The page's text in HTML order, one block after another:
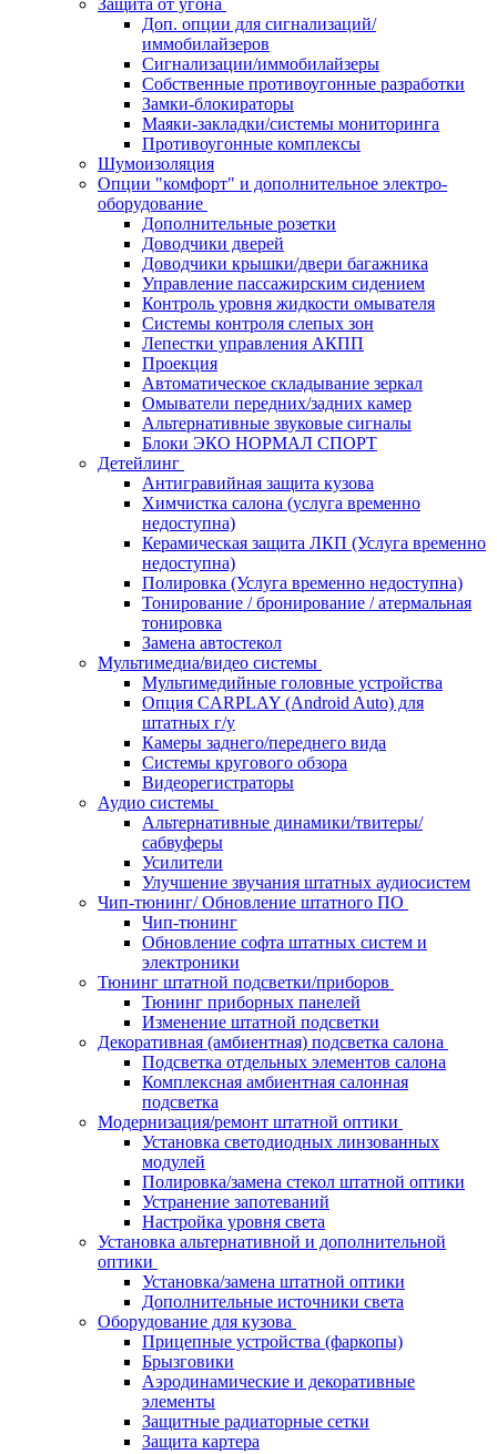
Защита от угона
Доп. опции для сигнализаций/
иммобилайзеров
Сигнализации/иммобилайзеры
Собственные противоугонные разработки
Замки-блокираторы
Маяки-закладки/системы мониторинга
Противоугонные комплексы
Шумоизоляция
Опции "комфорт" и дополнительное электро-
оборудование
Дополнительные розетки
Доводчики дверей
Доводчики крышки/двери багажника
Управление пассажирским сидением
Контроль уровня жидкости омывателя
Системы контроля слепых зон
Лепестки управления АКПП
Проекция
Автоматическое складывание зеркал
Омыватели передних/задних камер
Альтернативные звуковые сигналы
Блоки ЭКО НОРМАЛ СПОРТ
Детейлинг
Антигравийная защита кузова
Химчистка салона (услуга временно
недоступна)
Керамическая защита ЛКП (Услуга временно
недоступна)
Полировка (Услуга временно недоступна)
Тонирование / бронирование / атермальная
тонировка
Замена автостекол
Мультимедиа/видео системы
Мультимедийные головные устройства
Опция CARPLAY (Android Auto) для
штатных г/у
Камеры заднего/переднего вида
Системы кругового обзора
Видеорегистраторы
Аудио системы
Альтернативные динамики/твитеры/
сабвуферы
Усилители
Улучшение звучания штатных аудиосистем
Чип-тюнинг/ Обновление штатного ПО
Чип-тюнинг
Обновление софта штатных систем и
электроники
Тюнинг штатной подсветки/приборов
Тюнинг приборных панелей
Изменение штатной подсветки
Декоративная (амбиентная) подсветка салона
Подсветка отдельных элементов салона
Комплексная амбиентная салонная
подсветка
Модернизация/ремонт штатной оптики
Установка светодиодных линзованных
модулей
Полировка/замена стекол штатной оптики
Устранение запотеваний
Настройка уровня света
Установка альтернативной и дополнительной
оптики
Установка/замена штатной оптики
Дополнительные источники света
Оборудование для кузова
Прицепные устройства (фаркопы)
Брызговики
Аэродинамические и декоративные
элементы
Защитные радиаторные сетки
Защита картера